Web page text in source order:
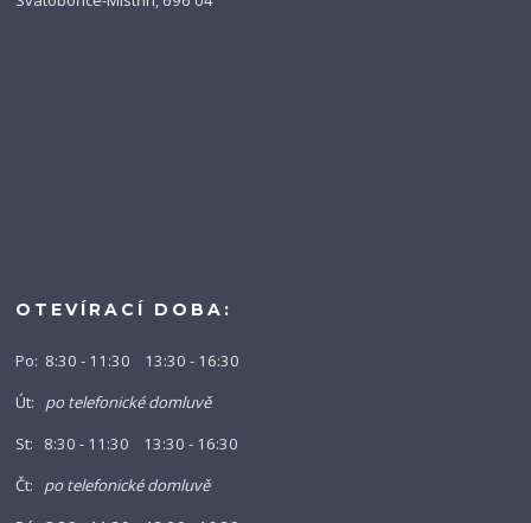
OTEVÍRACÍ DOBA:
Po: 8:30 - 11:30 13:30 - 16:30
Út: po telefonické domluvě
St: 8:30 - 11:30 13:30 - 16:30
Čt: po telefonické domluvě